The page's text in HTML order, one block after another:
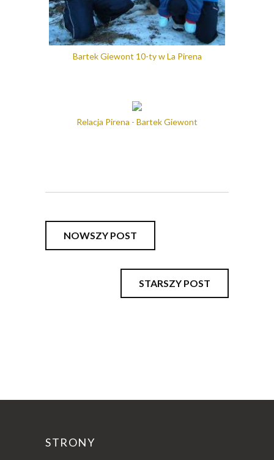
Bartek Giewont 10-ty w La Pirena
Relacja Pirena - Bartek Giewont
NOWSZY POST
STARSZY POST
STRONY